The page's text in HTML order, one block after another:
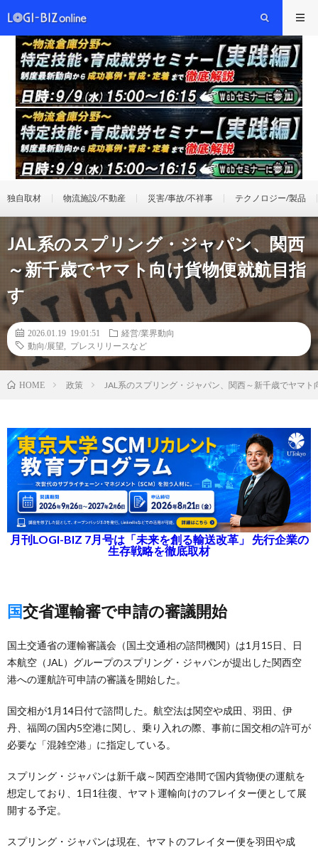
独自取材 物流施設/不動産 災害/事故/不祥事 テクノロジー/製品
JAL系のスプリング・ジャパン、関西
～新千歳でヤマト向け貨物便就航目指
す
2026.01.19 19:01:51
経営/業界動向
動向/展望
プレスリリースなど
HOME 政策 JAL系のスプリング・ジャパン、関西～新千歳でヤマト
月刊LOGI-BIZ 7月号は「未来を創る輸送改革」 先行企業の
生存戦略を徹底取材
国交省運輸審で申請の審議開始
国土交通省の運輸審議会（国土交通相の諮問機関）は1月15日、日
本航空（JAL）グループのスプリング・ジャパンが提出した関西空
港への運航許可申請の審議を開始した。
国交相が1月14日付で諮問した。航空法は関空や成田、羽田、伊
丹、福岡の国内5空港に関し、乗り入れの際、事前に国交相の許可が
必要な「混雑空港」に指定している。
スプリング・ジャパンは新千歳～関西空港間で国内貨物便の運航を
想定しており、1日1往復、ヤマト運輸向けのフレイター便として展
開する予定。
スプリング・ジャパンは現在、ヤマトのフレイター便を羽田や成